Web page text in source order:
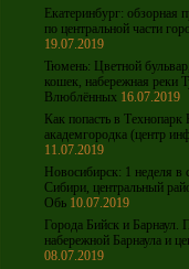
Екатеринбург:
по центральной части
19.07.2019
Тюмень: Цветной
кошек, набережная реки
Влюблённых 16.07.2019
Как попасть в
академгородка (центр
11.07.2019
Новосибирск: 1 неделя
Сибири, центральный
Обь 10.07.2019
Города Бийск и Барнаул.
набережной Барнаула и
08.07.2019